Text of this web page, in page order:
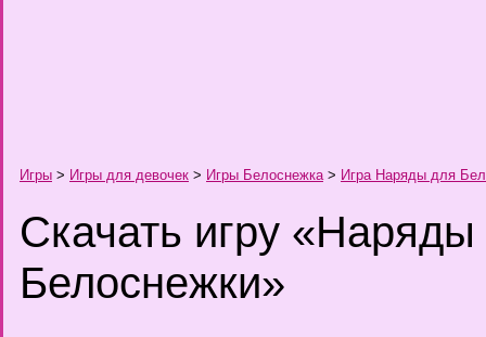
Игры > Игры для девочек > Игры Белоснежка> Игра Наряды для
Скачать игру
Белоснежки»